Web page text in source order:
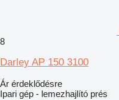
8
Darley AP 150 3100
Ár érdeklődésre
Ipari gép - lemezhajlító prés